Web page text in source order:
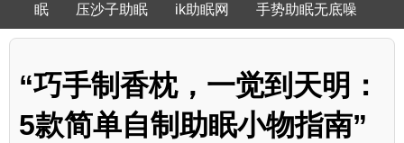
眠
压沙子助眠 ik助眠网 手势助眠无底噪
“巧手制香枕，一觉到天明：
5款简单自制助眠小物指南”